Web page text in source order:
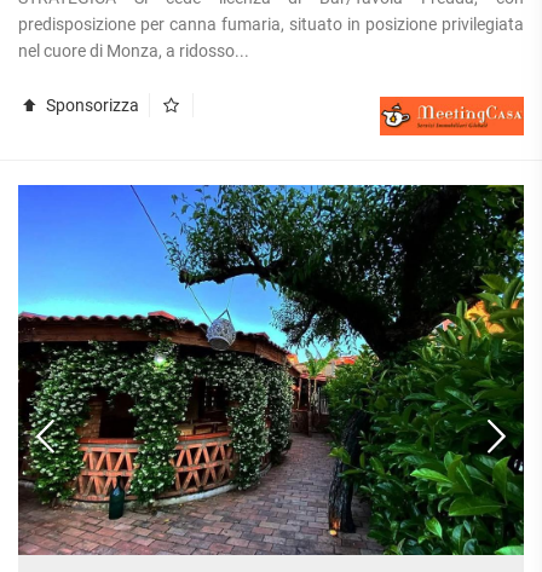
QUADRILOCALI
CASE
MANSARDE
CASALI
UFFICI
ATTIVITÀ
IN
APPARTAMENTI
PIANO
CON BOX
APPARTAMENTI
VICINO
ALLA
METROPOLITANA
VILLETTE
A
SCHIERA
predisposizione per canna fumaria, situato in posizione privilegiata
nel cuore di Monza, a ridosso...
Sponsorizza